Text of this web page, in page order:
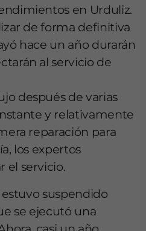
en Urduliz.
de forma definitiva
hace un año durarán
al servicio de
después de varias
y relativamente
reparación para
los expertos
el servicio.
suspendido
se ejecutó una